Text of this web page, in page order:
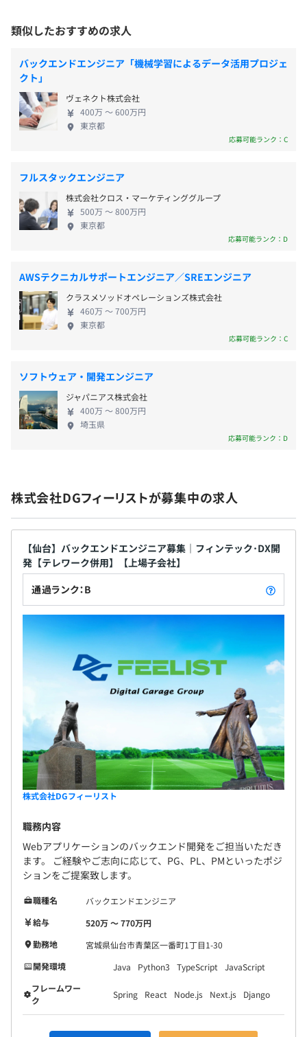
特別休暇として付与されます。 一般的な年休（年間休日
2026年度年休：121日 + 6日 = 127日
2027年度年休：119日 + 6日 = 125日
《休暇》
・完全週休2日制（休日は土日祝日）
・慶弔休暇
・産前・産後休暇
・育児休暇
・介護休暇
・地域手当：勤務地に応じ支給。東京勤務は50,000円。
・固定残業手当：時間外労働の有無にかかわらず30時間
分を支給。30時間超過分は別途支給。
うか選択可能な手当
・資格手当（国家資格）：月3,000円～30,000円を取得後
永続支給（入社前に取得した資格も対象）
・資格手当（ベンダー資格）：月3,000円～30,000円を取
得後2年間支給（入社後に取得した資格のみ対象）
賞与：年2回（6・12月）※会社業績に応じ支給
昇給：年1回
社会保険完備（健康保険・厚生年金加入・雇用保険・労災
北海道コンピュータ関連産業健康保険組合加入
無期雇用
3カ月（待遇の変更はありません）
SpringBoot, AWS） ・端末レス決済サービス開発
（Java, SpringBoot, AWS） ・アプリ外課金サービ
ス開発（React.js, Next.js, Node.js, Express.js） ・不
動産DXプラットフォーム開発（Python, Django,
Vue.js, AWS）
類似したおすすめの求人
バックエンドエンジニア「機械学習によるデータ活用プロジェ
クト」
ヴェネクト株式会社
400万 〜 600万円
東京都
応募可能ランク：C
フルスタックエンジニア
株式会社クロス・マーケティンググループ
500万 〜 800万円
東京都
応募可能ランク：D
AWSテクニカルサポートエンジニア／SREエンジニア
クラスメソッドオペレーションズ株式会社
460万 〜 700万円
東京都
応募可能ランク：C
ソフトウェア・開発エンジニア
ジャパニアス株式会社
400万 〜 800万円
埼玉県
応募可能ランク：D
株式会社DGフィーリストが募集中の求人
【仙台】バックエンドエンジニア募集｜フィンテック･DX開
発【テレワーク併用】【上場子会社】
通過ランク：B
株式会社DGフィーリスト
職務内容
Webアプリケーションのバックエンド開発をご担当いただき
ます。 ご経験やご志向に応じて、PG、PL、PMといったポジ
ションをご提案致します。
職種名
バックエンドエンジニア
給与
520万 〜 770万円
勤務地
宮城県仙台市青葉区一番町1丁目1-30
開発環境
Java Python3 TypeScript
JavaScript
フレームワー
ク
Spring React Node.js Next.js Django